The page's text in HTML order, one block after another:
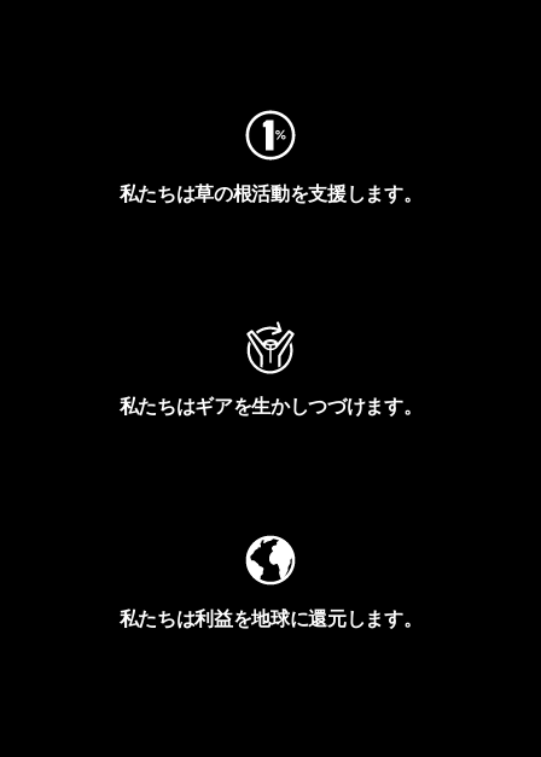
私たちは草の根活動を支援します。
私たちはギアを生かしつづけます。
私たちは利益を地球に還元します。